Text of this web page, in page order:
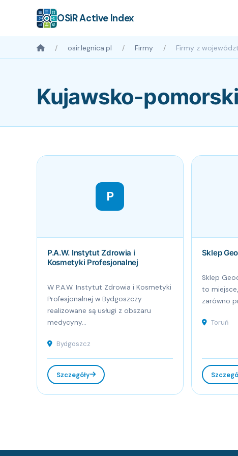
OSiR Active Index
osir.legnica.pl Firmy Firmy z
Kujawsko-
P
P.A.W. Instytut Zdrowia i
Kosmetyki Profesjonalnej
W P.A.W. Instytut Zdrowia i Kosmetyki
Profesjonalnej w Bydgoszczy
realizowane są usługi z obszaru
medycyny...
Bydgoszcz
Szczegóły
Sklep
Sklep
to
zarówno
Toruń